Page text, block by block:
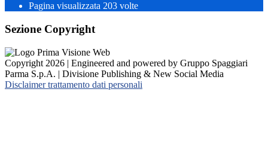
Pagina visualizzata 203 volte
Sezione Copyright
Copyright 2026 | Engineered and powered by Gruppo Spaggiari
Parma S.p.A. | Divisione Publishing & New Social Media
Disclaimer trattamento dati personali